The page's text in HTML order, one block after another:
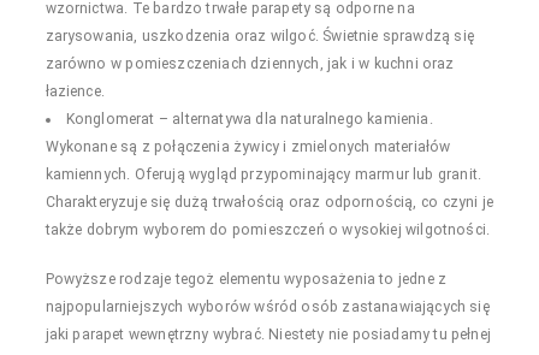
wzornictwa. Te bardzo trwałe parapety są odporne na
zarysowania, uszkodzenia oraz wilgoć. Świetnie sprawdzą się
zarówno w pomieszczeniach dziennych, jak i w kuchni oraz
łazience.
Konglomerat – alternatywa dla naturalnego kamienia.
Wykonane są z połączenia żywicy i zmielonych materiałów
kamiennych. Oferują wygląd przypominający marmur lub granit.
Charakteryzuje się dużą trwałością oraz odpornością, co czyni je
także dobrym wyborem do pomieszczeń o wysokiej wilgotności.
Powyższe rodzaje tegoż elementu wyposażenia to jedne z
najpopularniejszych wyborów wśród osób zastanawiających się
jaki parapet wewnętrzny wybrać. Niestety nie posiadamy tu pełnej